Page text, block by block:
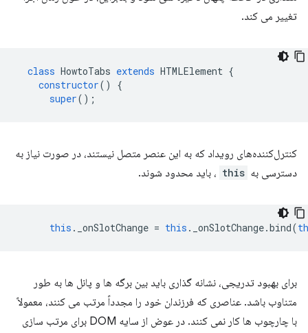
تغییر می کند.
class HowtoTabs extends HTMLElement {
constructor()
{
super();
کنترل‌کننده‌های رویداد که به این عنصر متصل نیستند، در صورت نیاز به
دسترسی به this ، باید محدود شوند.
this . _onSlotChange = this . _onSlotChange.bind(
برای بهبود تدریجی، نشانه گذاری باید بین برگه ها و پانل ها به طور
متناوب باشد. عناصری که فرزندان خود را مجدداً مرتب می کنند، معمولاً
با چارچوب ها کار نمی کنند. در عوض از سایه DOM برای مرتب سازی